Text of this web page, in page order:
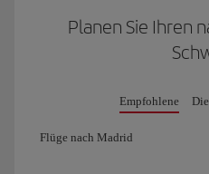
Planen Sie Ihren
Empfohlene
Flüge nach Madrid